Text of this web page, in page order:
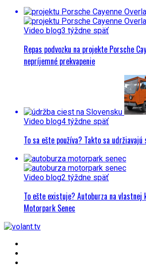
Video blog3 týždne späť
Repas podvozku na projekte Porsche
nepríjemné prekvapenie
Video blog4 týždne späť
To sa ešte používa? Takto sa
Video blog2 týždne späť
To ešte existuje? Autoburza na vlastnej
Motorpark Senec